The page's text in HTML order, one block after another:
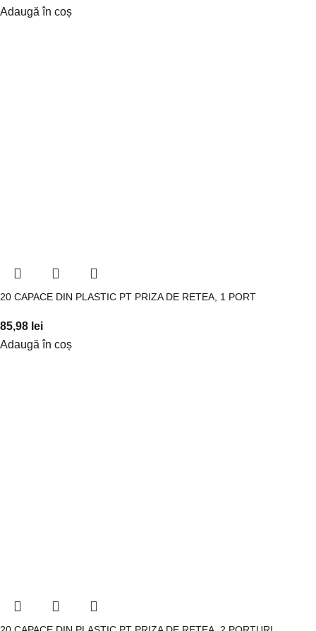
Adaugă în coș
20 CAPACE DIN PLASTIC PT PRIZA DE RETEA, 1 PORT
85,98 lei
Adaugă în coș